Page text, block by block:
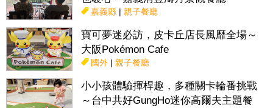
嘉義縣| 親子餐廳
寶可夢迷必訪，皮卡丘店長風靡全場～
大阪Pokémon Cafe
國外| 親子餐廳
小小孩體驗揮桿趣，多種關卡輪番挑戰
～台中共好GungHo迷你高爾夫主題餐